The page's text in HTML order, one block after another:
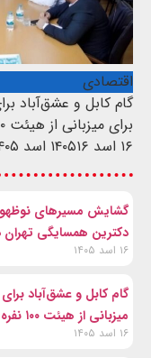
اقتصادی
گام کابل و عشق‌آباد
برای میزبانی از هیئت ۱۰۰ نفره تجار ترکمنستان
۱۶ اسد ۱۴۰۵
۱۶ اسد ۱۴۰۵
گشایش مسیرهای
دکترین همسایگی
۱۶ اسد ۱۴۰۵
گام کابل و عشق‌آباد
میزبانی از هیئت ۱۰۰ نفره تجار ترکمنستان
۱۶ اسد ۱۴۰۵